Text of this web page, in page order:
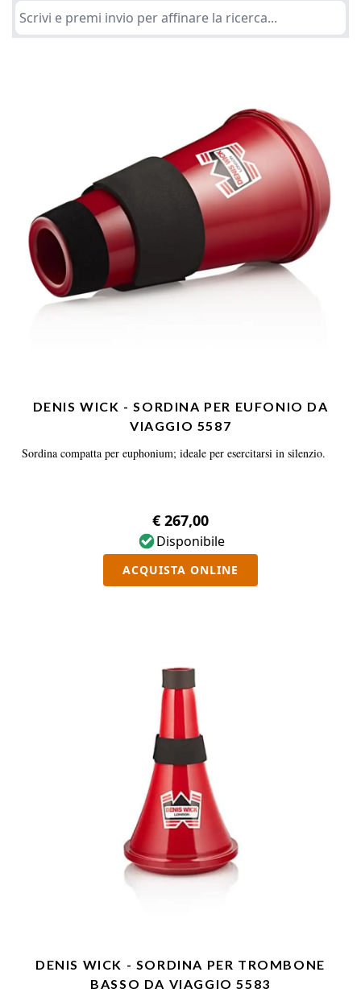
DENIS WICK - SORDINA PER EUFONIO DA
VIAGGIO 5587
Sordina compatta per euphonium; ideale per esercitarsi in silenzio.
€ 267,00
Disponibile
ACQUISTA ONLINE
DENIS WICK - SORDINA PER TROMBONE
BASSO DA VIAGGIO 5583